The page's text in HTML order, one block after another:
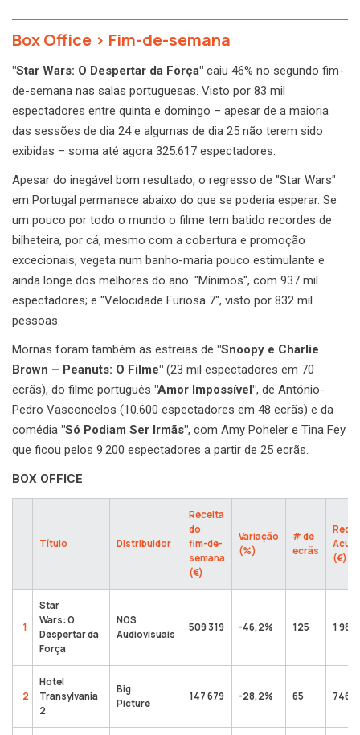
Box Office > Fim-de-semana
"Star Wars: O Despertar da Força" caiu 46% no segundo fim-
de-semana nas salas portuguesas. Visto por 83 mil
espectadores entre quinta e domingo – apesar de a maioria
das sessões de dia 24 e algumas de dia 25 não terem sido
exibidas – soma até agora 325.617 espectadores.
Apesar do inegável bom resultado, o regresso de "Star Wars"
em Portugal permanece abaixo do que se poderia esperar. Se
um pouco por todo o mundo o filme tem batido recordes de
bilheteira, por cá, mesmo com a cobertura e promoção
excecionais, vegeta num banho-maria pouco estimulante e
ainda longe dos melhores do ano: "Mínimos", com 937 mil
espectadores; e "Velocidade Furiosa 7", visto por 832 mil
pessoas.
Mornas foram também as estreias de "Snoopy e Charlie
Brown – Peanuts: O Filme" (23 mil espectadores em 70
ecrãs), do filme português "Amor Impossível", de António-
Pedro Vasconcelos (10.600 espectadores em 48 ecrãs) e da
comédia "Só Podiam Ser Irmãs", com Amy Poheler e Tina Fey
que ficou pelos 9.200 espectadores a partir de 25 ecrãs.
BOX OFFICE
Título Distribuidor
Receita
do
fim-de-
semana
(€)
Variação
(%)
# de
ecrãs
(€)
1
Star
Wars: O
Despertar da
Força
NOS
Audiovisuais
509 319 -46,2% 125 1 981
2
Hotel
Transylvania
2
Big
Picture
147 679 -28,2% 65 746